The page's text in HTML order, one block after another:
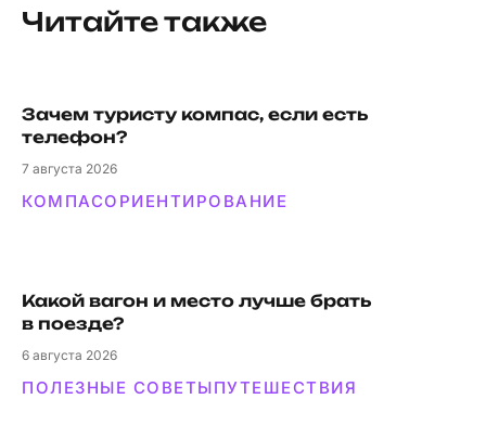
Читайте также
Зачем туристу компас, если есть
телефон?
7 августа 2026
КОМПАСОРИЕНТИРОВАНИЕ
Какой вагон и мес­то луч­ше брать
в поезде?
6 августа 2026
ПОЛЕЗНЫЕ СОВЕТЫПУТЕШЕСТВИЯ